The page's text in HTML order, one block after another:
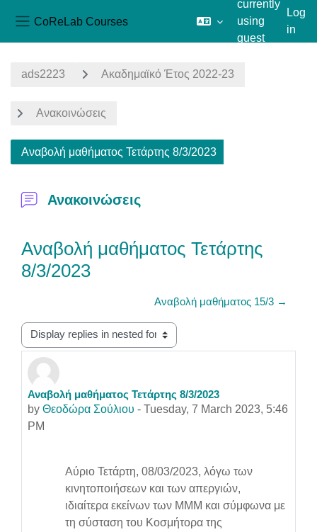
CoReLab Courses
currently
using
guest
Log
in
ads2223 Ακαδημαϊκό Έτος 2022-23
Ανακοινώσεις
Αναβολή μαθήματος Τετάρτης 8/3/2023
Ανακοινώσεις
Αναβολή μαθήματος Τετάρτης
8/3/2023
Αναβολή μαθήματος 15/3 →
Display mode
Αναβολή μαθήματος Τετάρτης 8/3/2023
by Θεοδώρα Σούλιου - Tuesday, 7 March 2023, 5:46
PM
Number of replies: 0
Αύριο Τετάρτη, 08/03/2023, λόγω των
κινητοποιήσεων και των απεργιών,
ιδιαίτερα εκείνων των ΜΜΜ και σύμφωνα με
τη σύσταση του Κοσμήτορα της